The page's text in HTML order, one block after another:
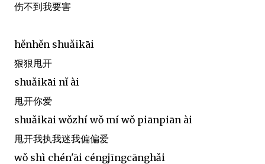
伤不到我要害
hěnhěn shuǎikāi
狠狠甩开
shuǎikāi nǐ ài
甩开你爱
shuǎikāi wǒzhí wǒ mí wǒ piānpiān ài
甩开我执我迷我偏偏爱
wǒ shì chén'āi céngjīngcānghǎi